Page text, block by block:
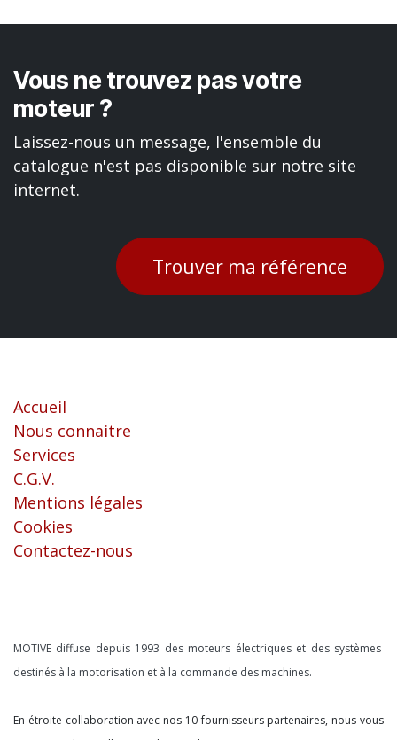
Vous ne trouvez pas votre
moteur ?
Laissez-nous un message, l'ensemble du
catalogue n'est pas disponible sur notre site
internet.
Trouver ma référence
Accueil
Nous connaitre
Services
C.G.V.
Mentions légales
Cookies
Contactez-nous
MOTIVE diffuse depuis 1993 des moteurs électriques et des systèmes
destinés à la motorisation et à la commande des machines.
En étroite collaboration avec nos 10 fournisseurs partenaires, nous vous